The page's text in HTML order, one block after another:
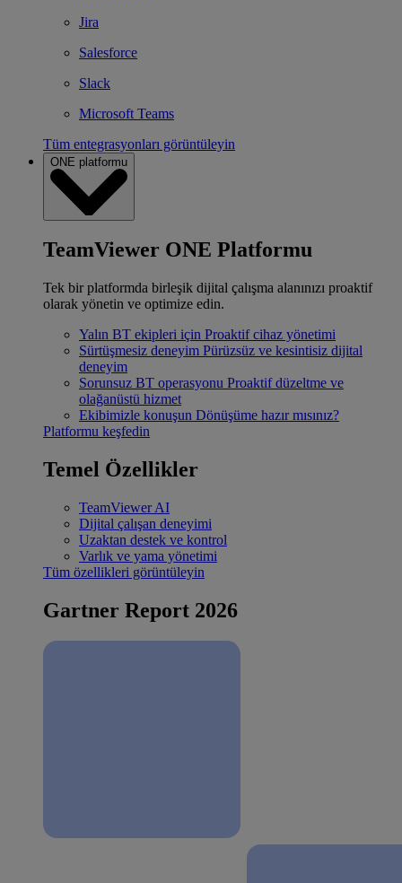
Jira
Salesforce
Slack
Microsoft Teams
Tüm entegrasyonları görüntüleyin
ONE platformu
TeamViewer ONE Platformu
Tek bir platformda birleşik dijital çalışma alanınızı proaktif
olarak yönetin ve optimize edin.
Yalın BT ekipleri için Proaktif cihaz yönetimi
Sürtüşmesiz deneyim Pürüzsüz ve kesintisiz dijital
deneyim
Sorunsuz BT operasyonu Proaktif düzeltme ve
olağanüstü hizmet
Ekibimizle konuşun Dönüşüme hazır mısınız?
Platformu keşfedin
Temel Özellikler
TeamViewer AI
Dijital çalışan deneyimi
Uzaktan destek ve kontrol
Varlık ve yama yönetimi
Tüm özellikleri görüntüleyin
Gartner Report 2026